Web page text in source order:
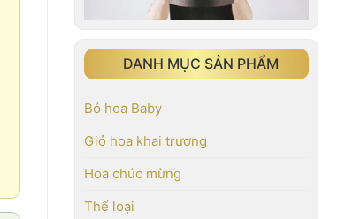
DANH MỤC SẢN PHẨM
Bó hoa Baby
Giỏ hoa khai trương
Hoa chúc mừng
Thể loại